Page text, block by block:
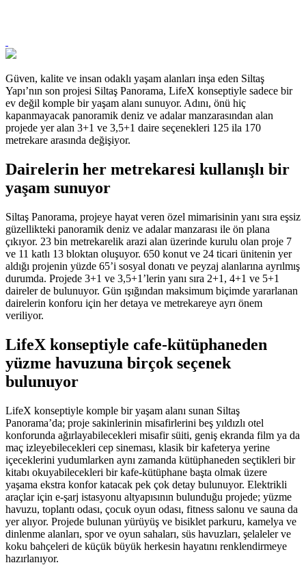
Güven, kalite ve insan odaklı yaşam alanları inşa eden Siltaş
Yapı’nın son projesi Siltaş Panorama, LifeX konseptiyle sadece bir
ev değil komple bir yaşam alanı sunuyor. Adını, önü hiç
kapanmayacak panoramik deniz ve adalar manzarasından alan
projede yer alan 3+1 ve 3,5+1 daire seçenekleri 125 ila 170
metrekare arasında değişiyor.
Dairelerin her metrekaresi kullanışlı bir
yaşam sunuyor
Siltaş Panorama, projeye hayat veren özel mimarisinin yanı sıra eşsiz
güzellikteki panoramik deniz ve adalar manzarası ile ön plana
çıkıyor. 23 bin metrekarelik arazi alan üzerinde kurulu olan proje 7
ve 11 katlı 13 bloktan oluşuyor. 650 konut ve 24 ticari ünitenin yer
aldığı projenin yüzde 65’i sosyal donatı ve peyzaj alanlarına ayrılmış
durumda. Projede 3+1 ve 3,5+1’lerin yanı sıra 2+1, 4+1 ve 5+1
daireler de bulunuyor. Gün ışığından maksimum biçimde yararlanan
dairelerin konforu için her detaya ve metrekareye ayrı önem
veriliyor.
LifeX konseptiyle cafe-kütüphaneden
yüzme havuzuna birçok seçenek
bulunuyor
LifeX konseptiyle komple bir yaşam alanı sunan Siltaş
Panorama’da; proje sakinlerinin misafirlerini beş yıldızlı otel
konforunda ağırlayabilecekleri misafir süiti, geniş ekranda film ya da
maç izleyebilecekleri cep sineması, klasik bir kafeterya yerine
içeceklerini yudumlarken aynı zamanda kütüphaneden seçtikleri bir
kitabı okuyabilecekleri bir kafe-kütüphane başta olmak üzere
yaşama ekstra konfor katacak pek çok detay bulunuyor. Elektrikli
araçlar için e-şarj istasyonu altyapısının bulunduğu projede; yüzme
havuzu, toplantı odası, çocuk oyun odası, fitness salonu ve sauna da
yer alıyor. Projede bulunan yürüyüş ve bisiklet parkuru, kamelya ve
dinlenme alanları, spor ve oyun sahaları, süs havuzları, şelaleler ve
koku bahçeleri de küçük büyük herkesin hayatını renklendirmeye
hazırlanıyor.